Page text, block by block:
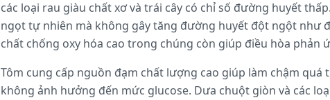
các loại rau giàu chất xơ và trái cây có chỉ số đường huyết
ngọt tự nhiên mà không gây tăng đường huyết đột ngột như
chất chống oxy hóa cao trong chúng còn giúp điều hòa phản
Tôm cung cấp nguồn đạm chất lượng cao giúp làm chậm
không ảnh hưởng đến mức glucose. Dưa chuột giòn và các